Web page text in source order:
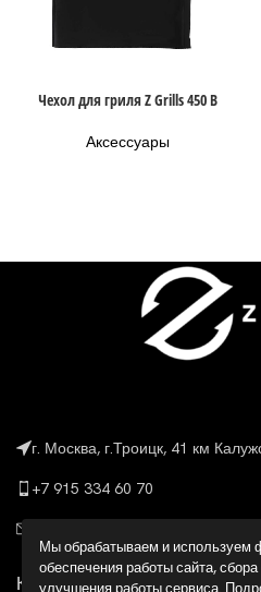
Чехол для гриля Z Grills 450 B
Аксессуары
г. Москва, г.Троицк, 41 км
+7 915 334 60 70
КАТАЛОГ
Мы обрабатываем и
обеспечения работы сайта,
улучшения работы сервиса.